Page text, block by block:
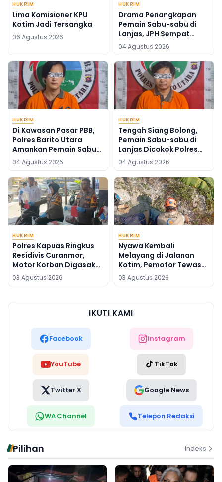
HUKRIM
Lima Komisioner KPU
Kotim Jadi Tersangka
06 Agustus 2026
HUKRIM
Drama Penangkapan
Pemain Sabu-sabu di
Lanjas, JPH Sempat
Buang Barang Bukti
04 Agustus 2026
HUKRIM
Di Kawasan Pasar PBB,
Polres Barito Utara
Amankan Pemain Sabu-
sabu, Barbuknya 10
Gram
04 Agustus 2026
HUKRIM
Tengah Siang Bolong,
Pemain Sabu-sabu di
Lanjas Dicokok Polres
Barito Utara
04 Agustus 2026
HUKRIM
Polres Kapuas Ringkus
Residivis Curanmor,
Motor Korban Digasak
Saat Terlelap
03 Agustus 2026
HUKRIM
Nyawa Kembali
Melayang di Jalanan
Kotim, Pemotor Tewas
Setelah Tabrakan
dengan Pikap
03 Agustus 2026
IKUTI KAMI
Facebook Instagram
YouTube TikTok
Twitter X Google News
WA Channel Telepon Redaksi
Pilihan Indeks